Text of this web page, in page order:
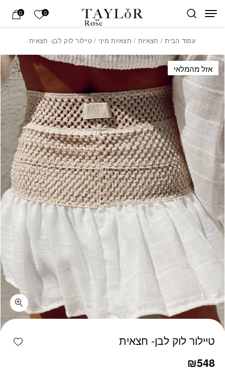
Skip to Content
0 הרשימה
0
עמוד הבית/ חצאיות / חצאיות מיני / טיילור לוק לבן- חצאית
טיילור לוק לבן- חצאית
₪548
כמות טיילור לוק לבן- חצאית
אזל מהמלאי
בחזרה למעלה